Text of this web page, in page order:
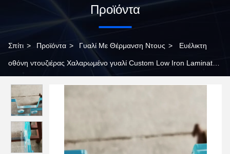
Προϊόντα
Σπίτι > Προϊόντα > Γυαλί Με Θέρμανση Ντους > Ευέλικτη
οθόνη ντουζιέρας Χαλαρωμένο γυαλί Custom Low Iron Laminated